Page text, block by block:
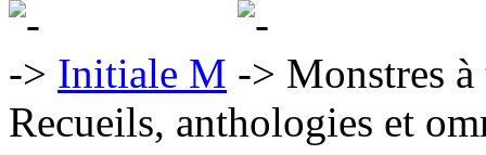
Initiale M
Monstres
Recueils, anthologies et